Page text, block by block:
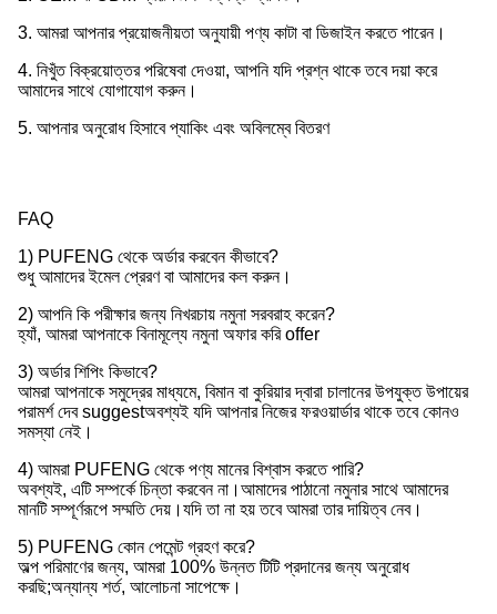
3. আমরা আপনার প্রয়োজনীয়তা অনুযায়ী পণ্য কাটা বা ডিজাইন করতে পারেন।
4. নিখুঁত বিক্রয়োত্তর পরিষেবা দেওয়া, আপনি যদি প্রশ্ন থাকে তবে দয়া করে
আমাদের সাথে যোগাযোগ করুন।
5. আপনার অনুরোধ হিসাবে প্যাকিং এবং অবিলম্বে বিতরণ
FAQ
1) PUFENG থেকে অর্ডার করবেন কীভাবে?
শুধু আমাদের ইমেল প্রেরণ বা আমাদের কল করুন।
2) আপনি কি পরীক্ষার জন্য নিখরচায় নমুনা সরবরাহ করেন?
হ্যাঁ, আমরা আপনাকে বিনামূল্যে নমুনা অফার করি offer
3) অর্ডার শিপিং কিভাবে?
আমরা আপনাকে সমুদ্রের মাধ্যমে, বিমান বা কুরিয়ার দ্বারা চালানের উপযুক্ত উপায়ের
পরামর্শ দেব suggestঅবশ্যই যদি আপনার নিজের ফরওয়ার্ডার থাকে তবে কোনও
সমস্যা নেই।
4) আমরা PUFENG থেকে পণ্য মানের বিশ্বাস করতে পারি?
অবশ্যই, এটি সম্পর্কে চিন্তা করবেন না।আমাদের পাঠানো নমুনার সাথে আমাদের
মানটি সম্পূর্ণরূপে সম্মতি দেয়।যদি তা না হয় তবে আমরা তার দায়িত্ব নেব।
5) PUFENG কোন পেমেন্ট গ্রহণ করে?
অল্প পরিমাণের জন্য, আমরা 100% উন্নত টিটি প্রদানের জন্য অনুরোধ
করছি;অন্যান্য শর্ত, আলোচনা সাপেক্ষে।